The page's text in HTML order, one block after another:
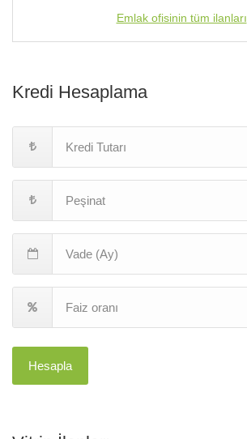
Emlak ofisinin tüm ilanları
Kredi Hesaplama
Hesapla